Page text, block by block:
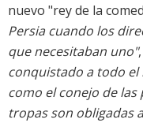
nuevo "rey de la
Persia cuando los
que necesitaban uno"
conquistado a todo el
como el conejo de
tropas son obligadas